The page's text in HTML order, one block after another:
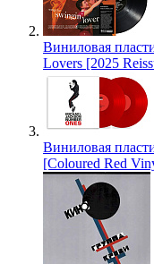
Виниловая
Lovers [2025
Виниловая
[Coloured Red